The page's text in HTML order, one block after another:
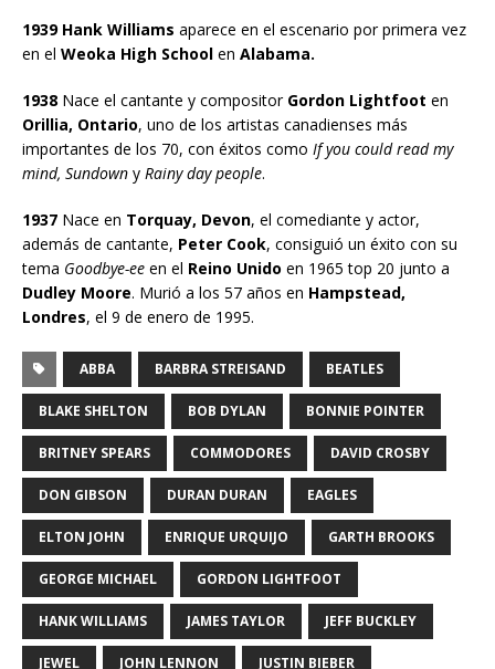
1939 Hank Williams aparece en el escenario por primera vez
en el Weoka High School en Alabama.
1938 Nace el cantante y compositor Gordon Lightfoot en
Orillia, Ontario, uno de los artistas canadienses más
importantes de los 70, con éxitos como If you could read my
mind, Sundown y Rainy day people.
1937 Nace en Torquay, Devon, el comediante y actor,
además de cantante, Peter Cook, consiguió un éxito con su
tema Goodbye-ee en el Reino Unido en 1965 top 20 junto a
Dudley Moore. Murió a los 57 años en Hampstead,
Londres, el 9 de enero de 1995.
ABBA BARBRA STREISAND BEATLES
BLAKE SHELTON BOB DYLAN BONNIE POINTER
BRITNEY SPEARS COMMODORES DAVID CROSBY
DON GIBSON DURAN DURAN EAGLES
ELTON JOHN ENRIQUE URQUIJO GARTH BROOKS
GEORGE MICHAEL GORDON LIGHTFOOT
HANK WILLIAMS JAMES TAYLOR JEFF BUCKLEY
JEWEL JOHN LENNON JUSTIN BIEBER